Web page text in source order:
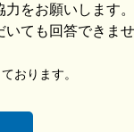
をお願いします。
ても回答できま
おります。